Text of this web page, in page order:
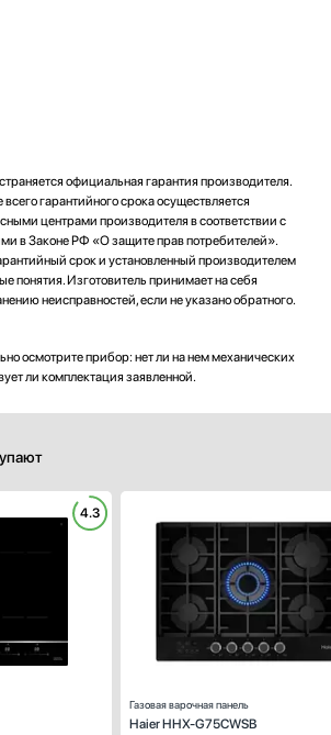
официальная гарантия производителя.
гарантийного срока осуществляется
центрами производителя в соответствии с
в Законе РФ «О защите прав потребителей».
срок и установленный производителем
понятия. Изготовитель принимает на себя
неисправностей, если не указано обратного.
осмотрите прибор: нет ли на нем механических
ли комплектация заявленной.
4.3
Габариты (ВхШхГ), см:
Панель конфорок:
Общее количество конфорок:
Газовая варочная панель
Haier HHX-G75CWSB